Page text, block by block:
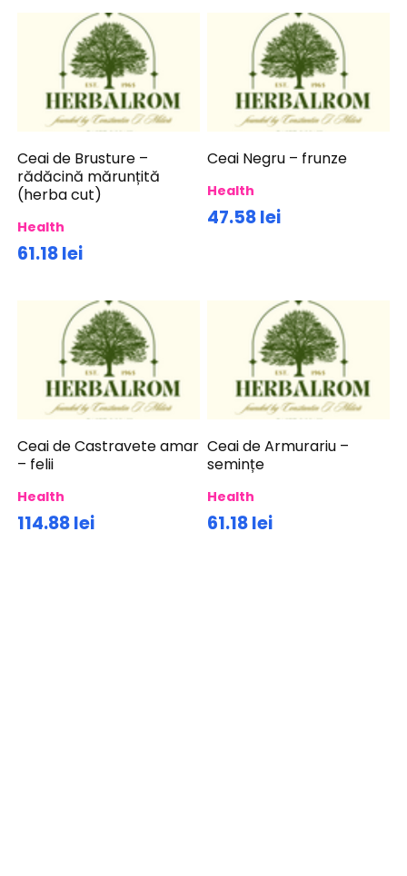
Ceai de Brusture –
rădăcină mărunțită
(herba cut)
Health
61.18 lei
Ceai Negru – frunze
Health
47.58 lei
Ceai de Castravete amar
– felii
Health
114.88 lei
Ceai de Armurariu –
semințe
Health
61.18 lei